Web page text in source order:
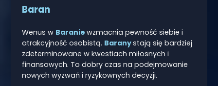
Baran
Wenus w Baranie wzmacnia pewność siebie i
atrakcyjność osobistą. Baranystają się bardziej
zdeterminowane w kwestiach miłosnych i
finansowych. To dobry czas na podejmowanie
nowych wyzwań i ryzykownych decyzji.